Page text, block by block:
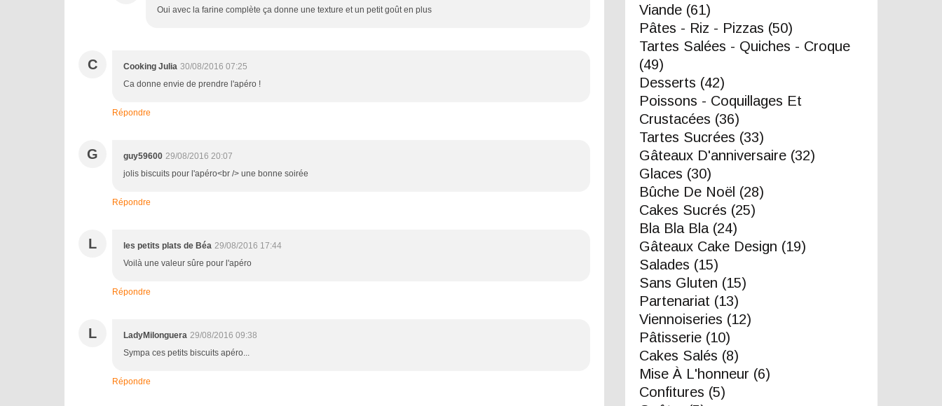
Oui avec la farine complète ça donne une texture et un petit goût en plus
C Cooking Julia 30/08/2016 07:25
Ca donne envie de prendre l'apéro !
Répondre
G guy59600 29/08/2016 20:07
jolis biscuits pour l'apéro<br /> une bonne soirée
Répondre
L les petits plats de Béa 29/08/2016 17:44
Voilà une valeur sûre pour l'apéro
Répondre
L LadyMilonguera 29/08/2016 09:38
Sympa ces petits biscuits apéro...
Répondre
Viande (61)
Pâtes - Riz - Pizzas (50)
Tartes Salées - Quiches - Croque
(49)
Desserts (42)
Poissons - Coquillages Et
Crustacées (36)
Tartes Sucrées (33)
Gâteaux D'anniversaire (32)
Glaces (30)
Bûche De Noël (28)
Cakes Sucrés (25)
Bla Bla Bla(24)
Gâteaux Cake Design (19)
Salades (15)
Sans Gluten (15)
Partenariat (13)
Viennoiseries (12)
Pâtisserie (10)
Cakes Salés (8)
Mise À L'honneur (6)
Confitures (5)